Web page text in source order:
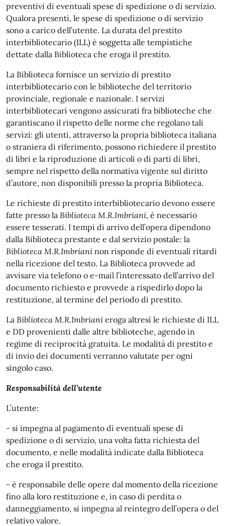
preventivi di eventuali spese di spedizione o di servizio.
Qualora presenti, le spese di spedizione o di servizio
sono a carico dell’utente. La durata del prestito
interbibliotecario (ILL) è soggetta alle tempistiche
dettate dalla Biblioteca che eroga il prestito.
La Biblioteca fornisce un servizio di prestito
interbibliotecario con le biblioteche del territorio
provinciale, regionale e nazionale. I servizi
interbibliotecari vengono assicurati fra biblioteche che
garantiscano il rispetto delle norme che regolano tali
servizi: gli utenti, attraverso la propria biblioteca italiana
o straniera di riferimento, possono richiedere il prestito
di libri e la riproduzione di articoli o di parti di libri,
sempre nel rispetto della normativa vigente sul diritto
d’autore, non disponibili presso la propria Biblioteca.
Le richieste di prestito interbibliotecario devono essere
fatte presso la Biblioteca M.R.Imbriani, è necessario
essere tesserati. I tempi di arrivo dell’opera dipendono
dalla Biblioteca prestante e dal servizio postale: la
Biblioteca M.R.Imbriani non risponde di eventuali ritardi
nella ricezione del testo. La Biblioteca provvede ad
avvisare via telefono o e-mail l’interessato dell’arrivo del
documento richiesto e provvede a rispedirlo dopo la
restituzione, al termine del periodo di prestito.
La Biblioteca M.R.Imbriani eroga altresì le richieste di ILL
e DD provenienti dalle altre biblioteche, agendo in
regime di reciprocità gratuita. Le modalità di prestito e
di invio dei documenti verranno valutate per ogni
singolo caso.
Responsabilità dell’utente
L’utente:
- si impegna al pagamento di eventuali spese di
spedizione o di servizio, una volta fatta richiesta del
documento, e nelle modalità indicate dalla Biblioteca
che eroga il prestito.
- è responsabile delle opere dal momento della ricezione
fino alla loro restituzione e, in caso di perdita o
danneggiamento, si impegna al reintegro dell’opera o del
relativo valore.